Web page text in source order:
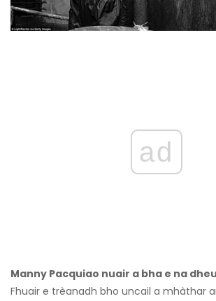
ad
Manny Pacquiao nuair a bha e na
Fhuair e trèanadh bho uncail a mhàthar